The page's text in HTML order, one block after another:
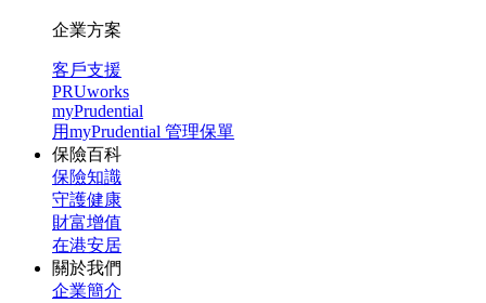
企業方案
客戶支援
PRUworks
myPrudential
用myPrudential 管理保單
保險百科
保險知識
守護健康
財富增值
在港安居
關於我們
企業簡介